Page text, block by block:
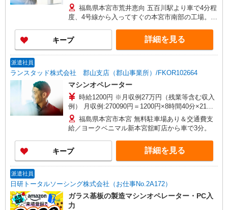
勤務（うち深夜50.75時間の場合）＋残業21時間の
場合 ※交通費別途支給 ※交通費実費支給／当社
規定あり。 研修時給1500円 ※入社後約1ヶ月間
は、日勤（8:45〜17:30）での勤務です！時間以外
に変更はありません。
福島県本宮市荒井恵向 五百川駅より車で4分程
度、4号線から入ってすぐの本宮市南部の工場。
キープ 詳細を見る
派遣社員
ランスタッド株式会社 郡山支店（郡山事業所）/FKOR102664
マシンオペレーター
時給1200円 ※月収例27万円（残業等含む収入
例） 月収例:270090円＝1200円×8時間40分×21日
勤務（うち深夜56.67時間の場合）＋残業月20時間
の場合 ※交通費、深夜手当別途支給 ※交通費実
費支給／当社規定あり。
福島県本宮市本宮 無料駐車場あり＆交通費支
給／ヨークベニマル新本宮舘町店から車で3分。
キープ 詳細を見る
派遣社員
日研トータルソーシング株式会社（お仕事No.2A172）
ガラス基板の製造マシンオペレーター・PC入
力